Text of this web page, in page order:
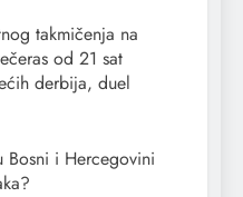
takmičenja na
od 21 sat
derbija, duel
i Hercegovini